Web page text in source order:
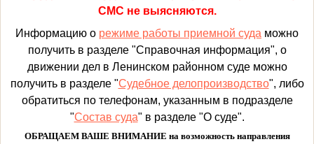
СМС не выясняются.
Информацию о режиме работы приемной суда можно
получить в разделе "Справочная информация", о
движении дел в Ленинском районном суде можно
получить в разделе "Судебное делопроизводство", либо
обратиться по телефонам, указанным в подразделе
"Состав суда" в разделе "О суде".
ОБРАЩАЕМ ВАШЕ ВНИМАНИЕ на возможность направления